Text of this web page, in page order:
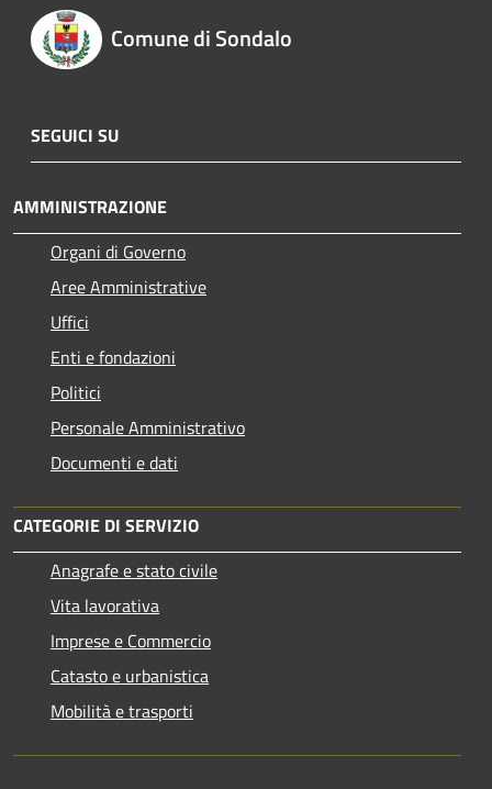
Comune di Sondalo
SEGUICI SU
AMMINISTRAZIONE
Organi di Governo
Aree Amministrative
Uffici
Enti e fondazioni
Politici
Personale Amministrativo
Documenti e dati
CATEGORIE DI SERVIZIO
Anagrafe e stato civile
Vita lavorativa
Imprese e Commercio
Catasto e urbanistica
Mobilità e trasporti